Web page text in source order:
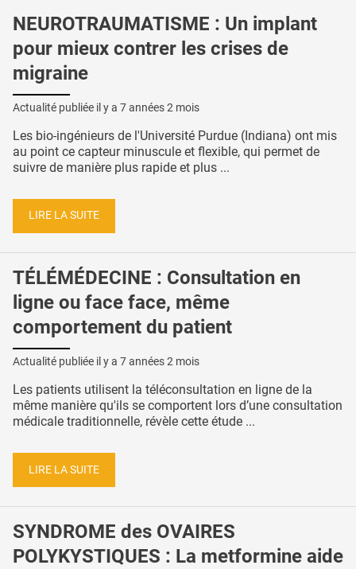
NEUROTRAUMATISME : Un implant
pour mieux contrer les crises de
migraine
Actualité publiée il y a 7 années 2 mois
Les bio-ingénieurs de l'Université Purdue (Indiana) ont mis
au point ce capteur minuscule et flexible, qui permet de
suivre de manière plus rapide et plus ...
LIRE LA SUITE
TÉLÉMÉDECINE : Consultation en
ligne ou face face, même
comportement du patient
Actualité publiée il y a 7 années 2 mois
Les patients utilisent la téléconsultation en ligne de la
même manière qu'ils se comportent lors d’une consultation
médicale traditionnelle, révèle cette étude ...
LIRE LA SUITE
SYNDROME des OVAIRES
POLYKYSTIQUES : La metformine aide